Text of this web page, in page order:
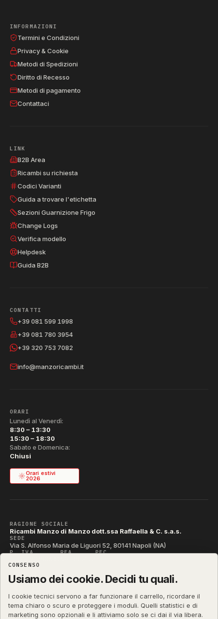
INFORMAZIONI
Termini e Condizioni
Privacy & Cookie
Metodi di Spedizioni
Diritto di Recesso
Metodi di pagamento
Contattaci
LINK
B2B Area
Ricambi su richiesta
Codici Varianti
Guida a trovare l'etichetta
Sezioni Guarnizione Frigo
Change Logs
Verifica modello
Helpdesk
Guida B2B
CONTATTI
+39 081 599 1998
+39 081 780 3954
+39 320 753 7082
info@manzoricambi.it
ORARI
Lunedì al Venerdì:
8:30 – 13:30
15:30 – 18:30
Sabato e Domenica:
Chiusi
Orari estivi
2026
RAGIONE SOCIALE
Ricambi Manzo di Manzo dott.ssa Raffaella & C. s.a.s.
SEDE
Via S. Alfonso Maria de Liguori 52, 80141 Napoli (NA)
P. IVA REA PEC
CODICE SDI
T04ZHR3
CONSENSO
Usiamo dei cookie. Decidi tu quali.
I cookie tecnici servono a far funzionare il carrello, ricordare il
tema chiaro o scuro e proteggere i moduli. Quelli statistici e di
marketing sono opzionali e li attiviamo solo se ci dai il via libera.